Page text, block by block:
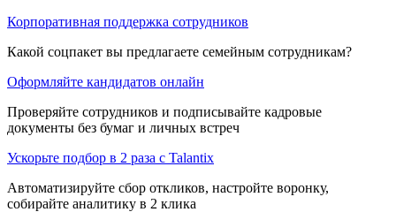
Корпоративная поддержка сотрудников
Какой соцпакет вы предлагаете семейным сотрудникам?
Оформляйте кандидатов онлайн
Проверяйте сотрудников и подписывайте кадровые
документы без бумаг и личных встреч
Ускорьте подбор в 2 раза с Talantix
Автоматизируйте сбор откликов, настройте воронку,
собирайте аналитику в 2 клика